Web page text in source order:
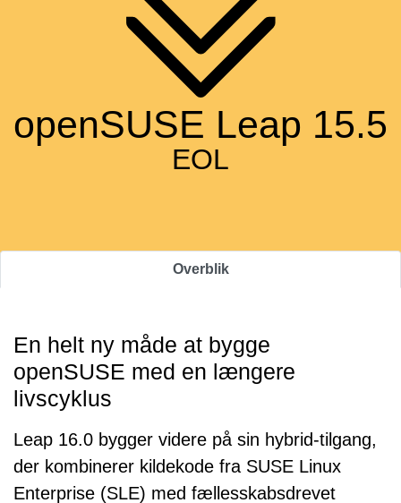
openSUSE Leap 15.5
EOL
Overblik
En helt ny måde at bygge
openSUSE med en længere
livscyklus
Leap 16.0 bygger videre på sin hybrid-tilgang,
der kombinerer kildekode fra SUSE Linux
Enterprise (SLE) med fællesskabsdrevet